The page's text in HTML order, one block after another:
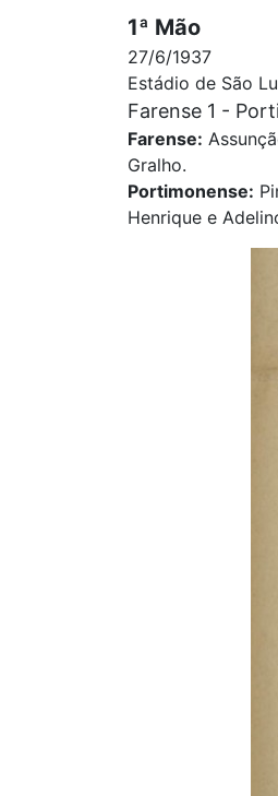
1ª Mão
27/6/1937
Estádio de São
Farense 1 -
Farense:
Gralho.
Portimonense:
Henrique e